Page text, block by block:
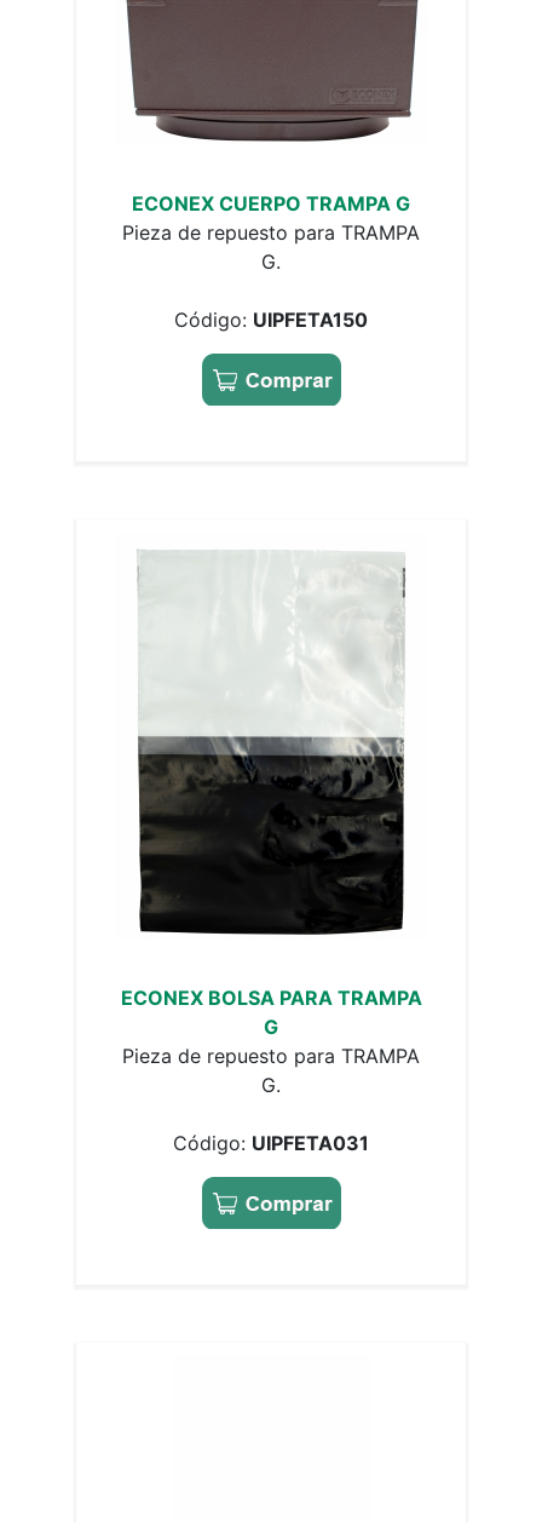
ECONEX CUERPO TRAMPA G
Pieza de repuesto para TRAMPA
G.
Código: UIPFETA150
ECONEX BOLSA PARA TRAMPA
G
Pieza de repuesto para TRAMPA
G.
Código: UIPFETA031